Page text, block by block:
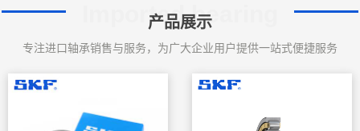
产品展示
Imported bearing
专注进口轴承销售与服务，为广大企业用户提供一站式便捷服务